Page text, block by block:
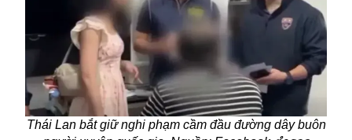
Thái Lan bắt giữ nghi phạm cầm đầu đường dây buôn